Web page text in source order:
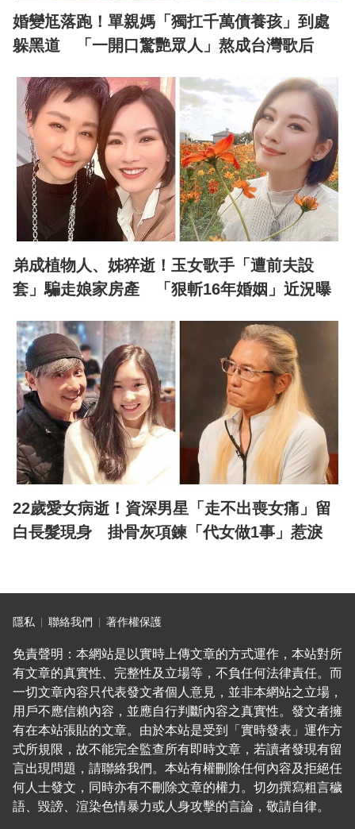
婚變尪落跑！單親媽「獨扛千萬債養孩」到處
躲黑道 「一開口驚艷眾人」熬成台灣歌后
弟成植物人、姊猝逝！玉女歌手「遭前夫設
套」騙走娘家房產 「狠斬16年婚姻」近況曝
22歲愛女病逝！資深男星「走不出喪女痛」留
白長髮現身 掛骨灰項鍊「代女做1事」惹淚
隱私 聯絡我們 著作權保護
免責聲明：本網站是以實時上傳文章的方式運作，本站對所
有文章的真實性、完整性及立場等，不負任何法律責任。而
一切文章內容只代表發文者個人意見，並非本網站之立場，
用戶不應信賴內容，並應自行判斷內容之真實性。發文者擁
有在本站張貼的文章。由於本站是受到「實時發表」運作方
式所規限，故不能完全監查所有即時文章，若讀者發現有留
言出現問題，請聯絡我們。本站有權刪除任何內容及拒絕任
何人士發文，同時亦有不刪除文章的權力。切勿撰寫粗言穢
語、毀謗、渲染色情暴力或人身攻擊的言論，敬請自律。